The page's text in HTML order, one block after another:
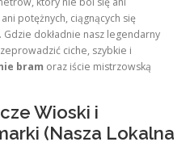
potężnych, ciągnących się
dokładnie nasz legendarny
ciche, szybkie i
bram oraz iście mistrzowską
Wioski i
(Nasza Lokalna